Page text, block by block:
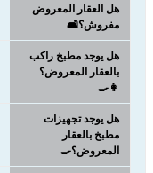
هل العقار المعروض
مفروش؟🛋️
هل يوجد مطبخ راكب
بالعقار المعروض؟
👩‍🍳
هل يوجد تجهيزات
مطبخ بالعقار
المعروض؟🍳